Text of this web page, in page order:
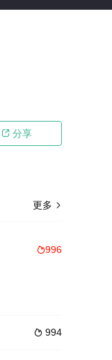
 分享
更多 
996
 994